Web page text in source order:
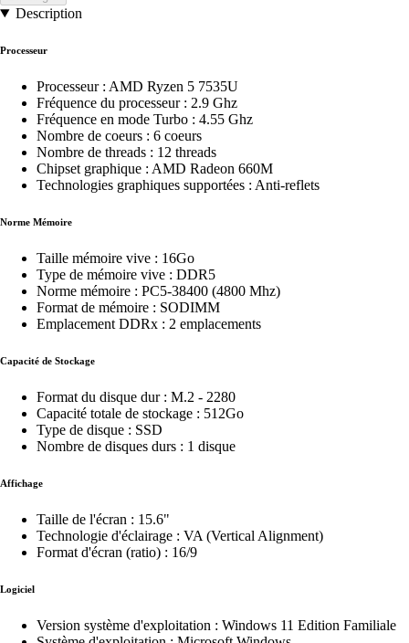
Description
Processeur
Processeur : AMD Ryzen 5 7535U
Fréquence du processeur : 2.9 Ghz
Fréquence en mode Turbo : 4.55 Ghz
Nombre de coeurs : 6 coeurs
Nombre de threads : 12 threads
Chipset graphique : AMD Radeon 660M
Technologies graphiques supportées : Anti-reflets
Norme Mémoire
Taille mémoire vive : 16Go
Type de mémoire vive : DDR5
Norme mémoire : PC5-38400 (4800 Mhz)
Format de mémoire : SODIMM
Emplacement DDRx : 2 emplacements
Capacité de Stockage
Format du disque dur : M.2 - 2280
Capacité totale de stockage : 512Go
Type de disque : SSD
Nombre de disques durs : 1 disque
Affichage
Taille de l'écran : 15.6"
Technologie d'éclairage : VA (Vertical Alignment)
Format d'écran (ratio) : 16/9
Logiciel
Version système d'exploitation : Windows 11 Edition Familiale